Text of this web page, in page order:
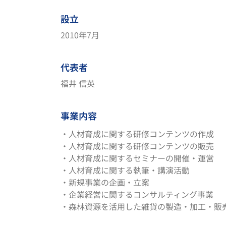
設立
2010年7月
代表者
福井 信英
事業内容
・人材育成に関する研修コンテンツの作成
・人材育成に関する研修コンテンツの販売
・人材育成に関するセミナーの開催・運営
・人材育成に関する執筆・講演活動
・新規事業の企画・立案
・企業経営に関するコンサルティング事業
・森林資源を活用した雑貨の製造・加工・販